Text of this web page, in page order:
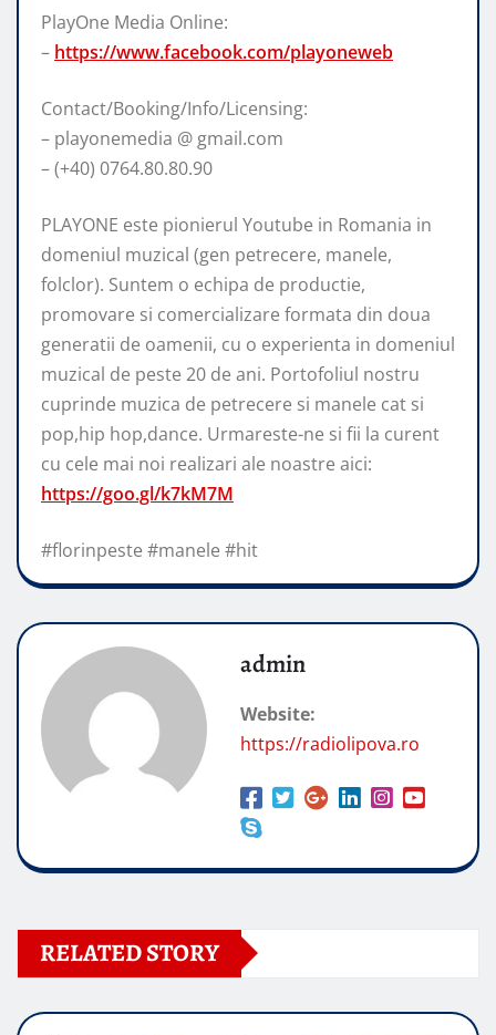
PlayOne Media Online:
– https://www.facebook.com/playoneweb
Contact/Booking/Info/Licensing:
– playonemedia @ gmail.com
– (+40) 0764.80.80.90
PLAYONE este pionierul Youtube in Romania in
domeniul muzical (gen petrecere, manele,
folclor). Suntem o echipa de productie,
promovare si comercializare formata din doua
generatii de oamenii, cu o experienta in domeniul
muzical de peste 20 de ani. Portofoliul nostru
cuprinde muzica de petrecere si manele cat si
pop,hip hop,dance. Urmareste-ne si fii la curent
cu cele mai noi realizari ale noastre aici:
https://goo.gl/k7kM7M
#florinpeste #manele #hit
admin
Website:
https://radiolipova.ro
RELATED STORY